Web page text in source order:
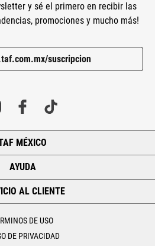
y sé el primero en recibir las
promociones y mucho más!
suscripcion
MÉXICO
AYUDA
AL CLIENTE
DE USO
DE PRIVACIDAD